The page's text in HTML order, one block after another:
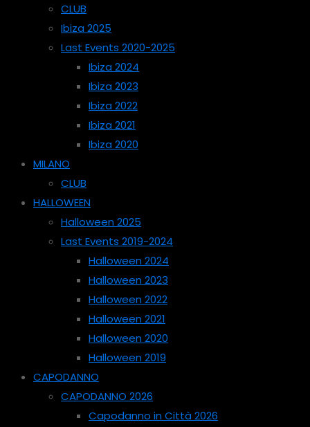
CLUB
Ibiza 2025
Last Events 2020-2025
Ibiza 2024
Ibiza 2023
Ibiza 2022
Ibiza 2021
Ibiza 2020
MILANO
CLUB
HALLOWEEN
Halloween 2025
Last Events 2019-2024
Halloween 2024
Halloween 2023
Halloween 2022
Halloween 2021
Halloween 2020
Halloween 2019
CAPODANNO
CAPODANNO 2026
Capodanno in Città 2026